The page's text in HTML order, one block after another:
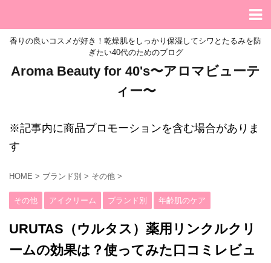
香りの良いコスメが好き！乾燥肌をしっかり保湿してシワとたるみを防
ぎたい40代のためのブログ
Aroma Beauty for 40's〜アロマビューテ
ィー〜
※記事内に商品プロモーションを含む場合がありま
す
HOME > ブランド別 > その他 >
その他 アイクリーム ブランド別 年齢肌のケア
URUTAS（ウルタス）薬用リンクルクリ
ームの効果は？使ってみた口コミレビュ